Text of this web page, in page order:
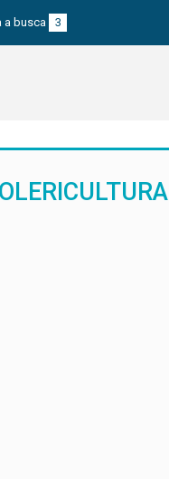
a busca 3